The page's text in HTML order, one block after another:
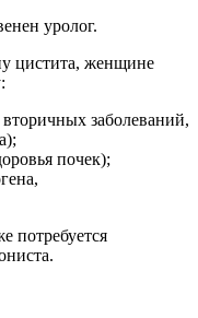
уролог.
цистита, женщине
заболеваний,
почек);
потребуется